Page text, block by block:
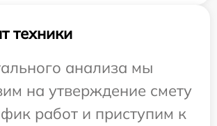
техники
анализа мы
на утверждение смету
работ и приступим к